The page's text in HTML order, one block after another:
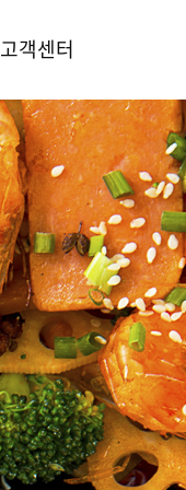
고객센터